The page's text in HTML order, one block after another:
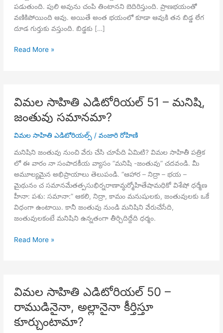
పడుతుంది. పులి అవును చంపి తింటానని బెదిరిస్తుంది. ప్రాణభయంతో
వణికిపోయింది ఆవు. అయితే అంత భయంలో కూడా ఆవుకి తన బిడ్డ లేగ
దూడ గుర్తుకు వస్తుంది. బిడ్డకు […]
విమల
బొడ్డు
తాడు
Read More »
విమల సాహితి ఎడిటోరియల్ 51 – మనిషి,
జంతువు సమానమా?
విమల సాహితి ఎడిటోరియల్స్ / వంజారి రోహిణి
మనిషిని జంతువు నుంచి వేరు చేసి చూపేది ఏమిటి? విమల సాహితీ పత్రిక
లో ఈ వారం నా సంపాదకీయ వ్యాసం “మనిషి -జంతువు” చదవండి. మీ
అమూల్యమైన అభిప్రాయాలు తెలుపండి. “ఆహార – నిద్రా – భయ –
మైథునం చ సమానమేతత్పసుభిర్నరాణామ్ధర్మోహితేషామధికో విశేషో ధర్మేణ
హీనా: పశు: సమానా:” ఆకలి, నిద్రా, కామం మనుషులకు, జంతువులకు ఒకే
విధంగా ఉంటాయి. కానీ జంతువు నుండి మనిషిని వేరుచేసేది,
జంతువులకంటే మనిషిని ఉన్నతంగా తీర్చిదిద్దేది ధర్మం.
విమల
మనిషి,
జంతువు
సమానమా?
Read More »
విమల సాహితి ఎడిటోరియల్ 50 –
రాముడినైనా, అల్లానైనా కీర్తిస్తూ
కూర్చుంటామా?